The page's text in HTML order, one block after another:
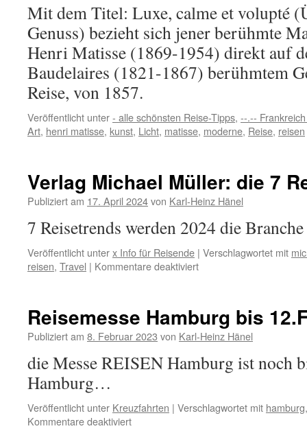
Mit dem Titel: Luxe, calme et volupté
Genuss) bezieht sich jener berühmte
Henri Matisse (1869-1954) direkt auf
Baudelaires (1821-1867) berühmtem
Reise, von 1857.
Veröffentlicht unter- alle schönsten Reise-Tipps, --.--
Art, henri matisse, kunst, Licht, matisse, moderne, Reise, reisen
Verlag Michael Müller: die 7
Publiziert am 17. April 2024von Karl-Heinz Hänel
7 Reisetrends werden 2024 die
Veröffentlicht unterx Info für Reisende | Verschlagwortet mit
reisen, Travel | Kommentare deaktiviertfür
die
7
2024
Reisemesse Hamburg bis
Publiziert am 8. Februar 2023 von Karl-Heinz Hänel
die Messe REISEN Hamburg ist noch
Hamburg…
Veröffentlicht unter Kreuzfahrten | Verschlagwortet mit hamburg
Kommentare deaktiviertfür